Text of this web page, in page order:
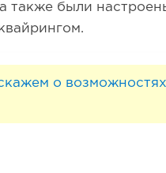
также были
о возможностях